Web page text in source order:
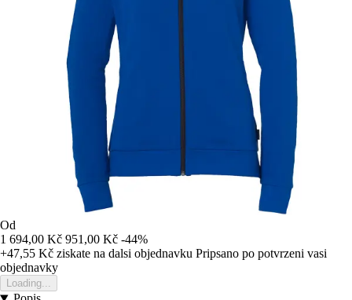
Od
1 694,00 Kč 951,00 Kč -44%
+47,55 Kč ziskate na dalsi objednavku Pripsano po potvrzeni vasi
objednavky
Loading...